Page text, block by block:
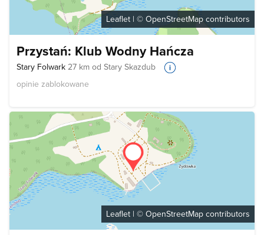
Leaflet | © OpenStreetMap contributors
Przystań: Klub Wodny Hańcza
Stary Folwark 27 km od Stary Skazdub
opinie zablokowane
Leaflet | © OpenStreetMap contributors